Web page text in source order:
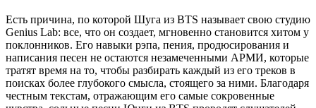
Есть причина, по которой Шуга из BTS называет свою студию
Genius Lab: все, что он создает, мгновенно становится хитом у
поклонников. Его навыки рэпа, пения, продюсирования и
написания песен не остаются незамеченными АРМИ, которые
тратят время на то, чтобы разбирать каждый из его треков в
поисках более глубокого смысла, стоящего за ними. Благодаря
честным текстам, отражающим его самые сокровенные